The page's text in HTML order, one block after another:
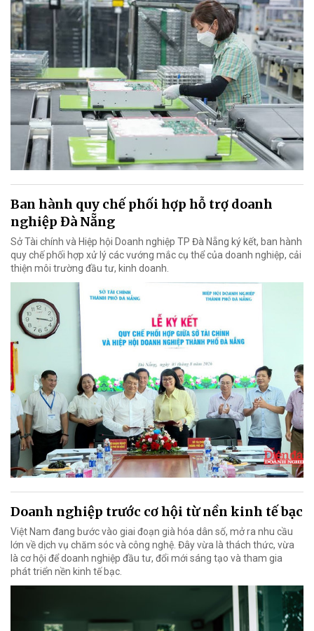
Ban hành quy chế phối hợp hỗ trợ doanh
nghiệp Đà Nẵng
Sở Tài chính và Hiệp hội Doanh nghiệp TP Đà Nẵng ký kết, ban hành
quy chế phối hợp xử lý các vướng mắc cụ thể của doanh nghiệp, cải
thiện môi trường đầu tư, kinh doanh.
Doanh nghiệp trước cơ hội từ nền kinh tế bạc
Việt Nam đang bước vào giai đoạn già hóa dân số, mở ra nhu cầu
lớn về dịch vụ chăm sóc và công nghệ. Đây vừa là thách thức, vừa
là cơ hội để doanh nghiệp đầu tư, đổi mới sáng tạo và tham gia
phát triển nền kinh tế bạc.